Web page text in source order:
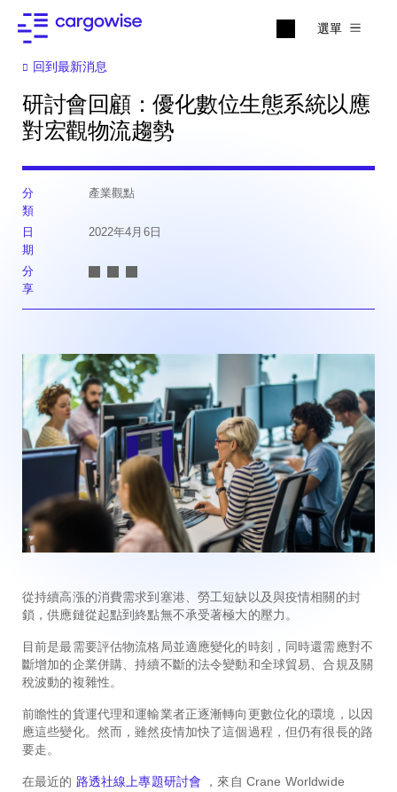
選單
回到最新消息
研討會回顧：優化數位生態系統以應
對宏觀物流趨勢
分
類
產業觀點
日
期
2022年4月6日
分
享
從持續高漲的消費需求到塞港、勞工短缺以及與疫情相關的封
鎖，供應鏈從起點到終點無不承受著極大的壓力。
目前是最需要評估物流格局並適應變化的時刻，同時還需應對不
斷增加的企業併購、持續不斷的法令變動和全球貿易、合規及關
稅波動的複雜性。
前瞻性的貨運代理和運輸業者正逐漸轉向更數位化的環境，以因
應這些變化。然而，雖然疫情加快了這個過程，但仍有很長的路
要走。
在最近的 路透社線上專題研討會
，來自 Crane Worldwide